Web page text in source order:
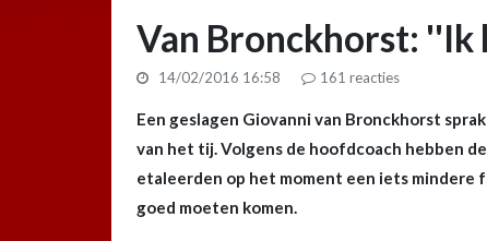
Van Bronckhorst: ''Ik
14/02/2016 16:58 161 reacties
Een geslagen Giovanni van Bronckhorst
van het tij. Volgens de hoofdcoach hebben
etaleerden op het moment een iets mindere
goed moeten komen.